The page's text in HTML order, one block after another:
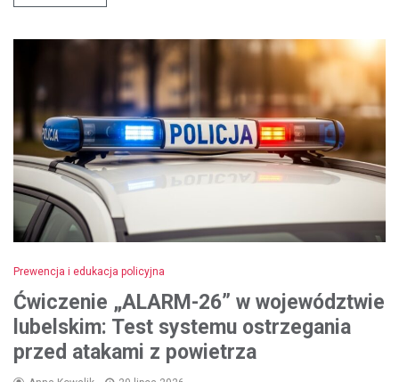
Prewencja i edukacja policyjna
Ćwiczenie „ALARM-26” w województwie
lubelskim: Test systemu ostrzegania
przed atakami z powietrza